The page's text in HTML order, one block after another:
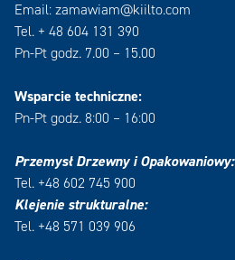
Email: zamawiam@kiilto.com
Tel. + 48 604 131 390
Pn-Pt godz. 7.00 – 15.00
Wsparcie techniczne:
Pn-Pt godz. 8:00 – 16:00
Przemysł Drzewny i Opakowaniowy:
Tel. +48 602 745 900
Klejenie strukturalne:
Tel. +48 571 039 906